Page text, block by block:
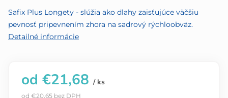
5
hviezdičiek.
Safix Plus Longety - slúžia ako dlahy zaisťujúce väčšiu
pevnosť pripevnením zhora na sadrový rýchloobväz.
Detailné informácie
od €21,68 / ks
od €20,65 bez DPH